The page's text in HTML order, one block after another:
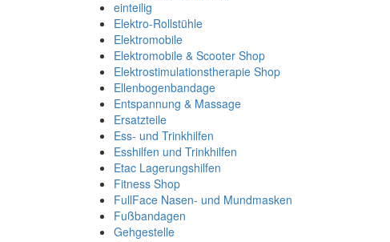
einteilig
Elektro-Rollstühle
Elektromobile
Elektromobile & Scooter Shop
Elektrostimulationstherapie Shop
Ellenbogenbandage
Entspannung & Massage
Ersatzteile
Ess- und Trinkhilfen
Esshilfen und Trinkhilfen
Etac Lagerungshilfen
Fitness Shop
FullFace Nasen- und Mundmasken
Fußbandagen
Gehgestelle